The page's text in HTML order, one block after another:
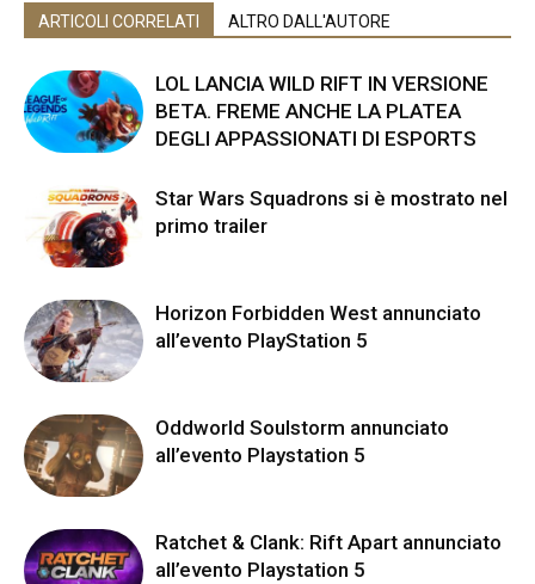
ARTICOLI CORRELATI ALTRO DALL'AUTORE
LOL LANCIA WILD RIFT IN VERSIONE
BETA. FREME ANCHE LA PLATEA
DEGLI APPASSIONATI DI ESPORTS
Star Wars Squadrons si è mostrato nel
primo trailer
Horizon Forbidden West annunciato
all’evento PlayStation 5
Oddworld Soulstorm annunciato
all’evento Playstation 5
Ratchet & Clank: Rift Apart annunciato
all’evento Playstation 5